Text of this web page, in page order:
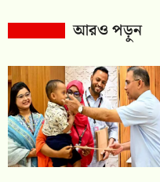
আরও পড়ুন